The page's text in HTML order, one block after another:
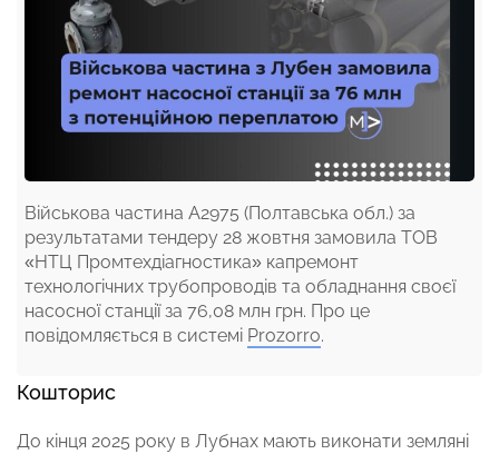
Військова частина А2975 (Полтавська обл.) за
результатами тендеру 28 жовтня замовила ТОВ
«НТЦ Промтехдіагностика» капремонт
технологічних трубопроводів та обладнання своєї
насосної станції за 76,08 млн грн. Про це
повідомляється в системі Prozorro.
Кошторис
До кінця 2025 року в Лубнах мають виконати земляні